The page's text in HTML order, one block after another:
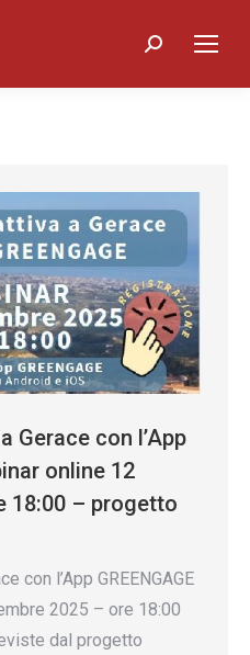
Search:
Gerace con l’App
online 12
18:00 – progetto
con l’App GREENGAGE
2025 – ore 18:00
dal progetto